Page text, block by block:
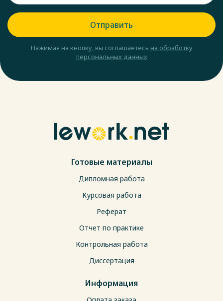
Отправить
Нажимая на кнопку, вы соглашаетесь на обработку
персональных данных
Готовые материалы
Дипломная работа
Курсовая работа
Реферат
Отчет по практике
Контрольная работа
Диссертация
Информация